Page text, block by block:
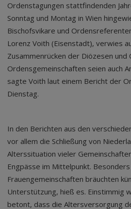
Ordenstagungen stattfindenden
Sonntag und Montag in Wien
Bischofsvikare und
Lorenz Voith (Eisenstadt), verwies
Zusammenrücken der Diözesen und
Ordensgemeinschaften seien auch
sagte Voith laut einem Bericht der
Dienstag.
In den Berichten aus den
vor allem die Schließung von
Alterssituation vieler
Engpässe im Mittelpunkt. Besonders
Frauengemeinschaften bräuchten
Unterstützung, hieß es. Einstimmig
betont, dass die Altersversorgung